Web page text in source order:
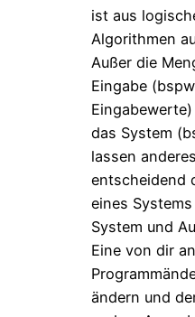
ist aus
Algorithmen
Außer die
Eingabe
das System
lassen
entscheidend
eines
System und
Eine von dir
ändern und